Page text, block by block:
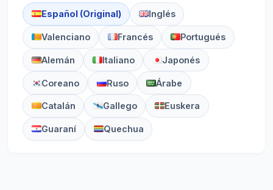
Español (Original) Inglés
Valenciano Francés Portugués
Alemán Italiano Japonés
Coreano Ruso Árabe
Catalán Gallego Euskera
Guaraní Quechua